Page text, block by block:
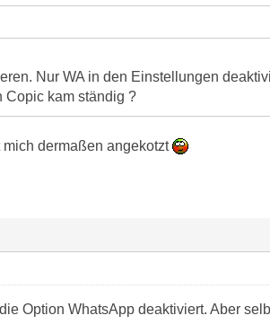
Nur WA in den Einstellungen
Copic kam ständig ?
dermaßen angekotzt
Option WhatsApp deaktiviert. Aber